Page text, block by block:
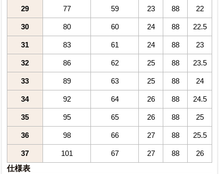
29 77 59 23 88 22
30 80 60 24 88 22.5
31 83 61 24 88 23
32 86 62 25 88 23.5
33 89 63 25 88 24
34 92 64 26 88 24.5
35 95 65 26 88 25
36 98 66 27 88 25.5
37 101 67 27 88 26
仕様表